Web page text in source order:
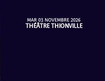
MAR 03 NOVEMBRE 2026
THÉÂTRE THIONVILLE